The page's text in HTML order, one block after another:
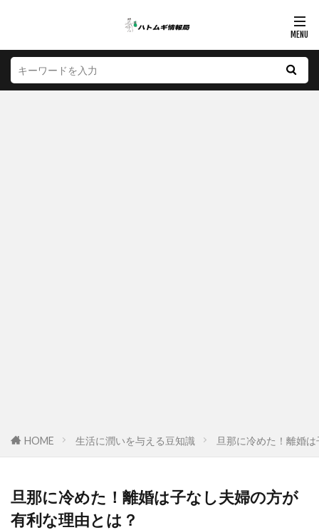
HOME 生活に潤いを与える豆知識 旦那に冷めた！離婚
旦那に冷めた！離婚は子なし夫婦の方が
有利な理由とは？